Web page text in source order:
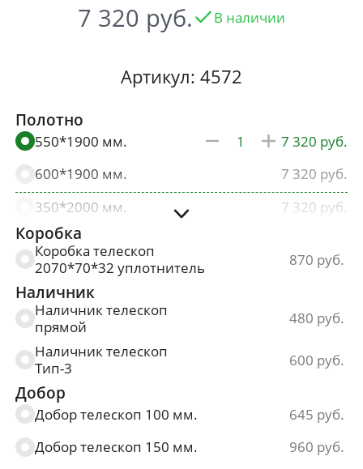
7 320 В наличии
Артикул: 4572
Полотно
550*1900 мм.
7 320
600*1900 мм.
7 320
350*2000 мм.
7 320
400*2000 мм.
600*2000 мм.
700*2000 мм.
800*2000 мм.
900*2000 мм.
7 320
Коробка
Коробка телескоп
2070*70*32 уплотнитель
870
Наличник
Наличник телескоп
прямой
480
Наличник телескоп
Тип-3
600
Добор
Добор телескоп 100 мм.
645
Добор телескоп 150 мм.
960